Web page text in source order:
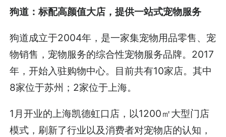
狗道：标配高颜值大店，提供一站式宠物服务
狗道成立于2004年，是一家集宠物用品零售、宠
物销售，宠物服务的综合性宠物服务品牌。2017
年，开始入驻购物中心。目前共有10家店。其中
8家位于苏州；2家位于上海。
1月开业的上海凯德虹口店，以1200㎡大型门店
模式，刷新了行业以及消费者对宠物店的认知，